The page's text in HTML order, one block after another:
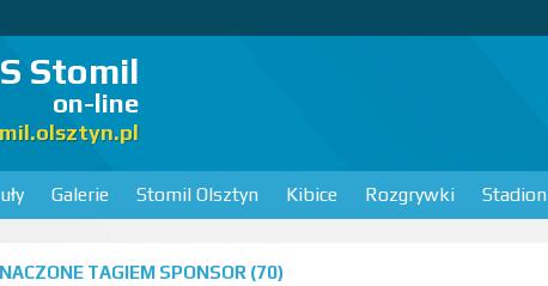
Stomil
on-line
Galerie Stomil Olsztyn Kibice Rozgrywki Stadion
TAGIEM SPONSOR (70)